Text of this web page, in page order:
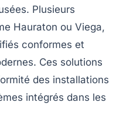
Plusieurs
Hauraton ou Viega,
conformes et
Ces solutions
des installations
intégrés dans les